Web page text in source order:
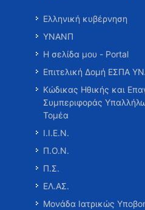
Ελληνική κυβέρνηση
ΥΝΑΝΠ
Η σελίδα μου - Portal
Επιτελική Δομή ΕΣΠΑ
Κώδικας Ηθικής και
Συμπεριφοράς
Τομέα
Ι.Ι.Ε.Ν.
Π.Ο.Ν.
Π.Σ.
ΕΛ.ΑΣ.
Μονάδα Ιατρικώς